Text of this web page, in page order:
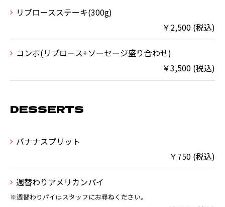
リブロースステーキ(300g)
￥2,500 (税込)
コンボ(リブロース+ソーセージ盛り合わせ)
￥3,500 (税込)
DESSERTS
バナナスプリット
￥750 (税込)
週替わりアメリカンパイ
※週替わりパイはスタッフにお尋ねください。